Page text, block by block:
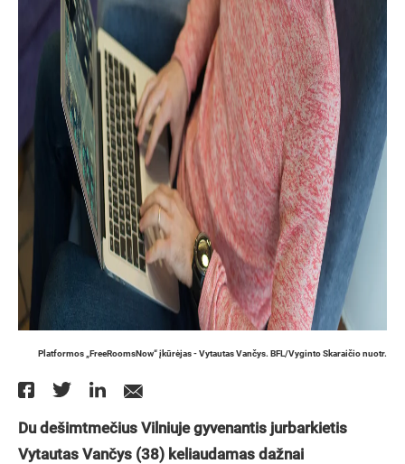
Platformos „FreeRoomsNow“ įkūrėjas - Vytautas Vančys. BFL/Vyginto Skaraičio nuotr.
Du dešimtmečius Vilniuje gyvenantis jurbarkietis
Vytautas Vančys (38) keliaudamas dažnai